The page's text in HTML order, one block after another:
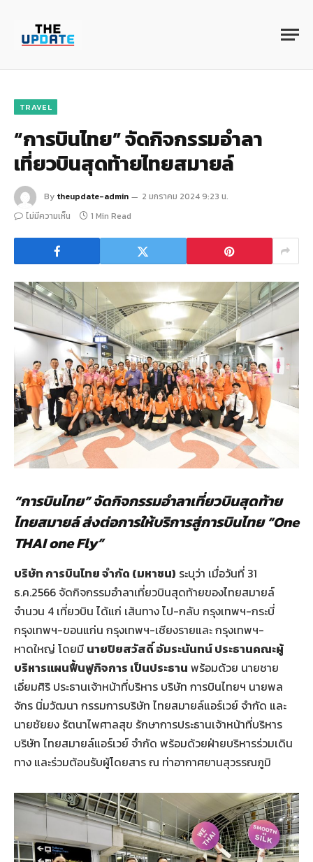
TRAVEL
“การบินไทย” จัดกิจกรรมอำลา
เที่ยวบินสุดท้ายไทยสมายล์
By theupdate-admin
2 มกราคม 2024 9:23 น.
ไม่มีความเห็น
1 Min Read
“การบินไทย” จัดกิจกรรมอำลาเที่ยวบินสุดท้าย
ไทยสมายล์ ส่งต่อการให้บริการสู่การบินไทย “One
THAI one Fly”
บริษัท การบินไทย จำกัด (มหาชน) ระบุว่า เมื่อวันที่ 31
ธ.ค.2566 จัดกิจกรรมอำลาเที่ยวบินสุดท้ายของไทยสมายล์
จำนวน 4 เที่ยวบิน ได้แก่ เส้นทาง ไป-กลับ กรุงเทพฯ-กระบี่
กรุงเทพฯ-ขอนแก่น กรุงเทพฯ-เชียงรายและ กรุงเทพฯ-
หาดใหญ่ โดยมี นายปิยสวัสดิ์ อัมระนันทน์ ประธานคณะผู้
บริหารแผนฟื้นฟูกิจการ เป็นประธาน พร้อมด้วย นายชาย
เอี่ยมศิริ ประธานเจ้าหน้าที่บริหาร บริษัท การบินไทยฯ นายพล
จักร นิ่มวัฒนา กรรมการบริษัท ไทยสมายล์แอร์เวย์ จำกัด และ
นายชัยยง รัตนาไพศาลสุข รักษาการประธานเจ้าหน้าที่บริหาร
บริษัท ไทยสมายล์แอร์เวย์ จำกัด พร้อมด้วยฝ่ายบริหารร่วมเดิน
ทาง และร่วมต้อนรับผู้โดยสาร ณ ท่าอากาศยานสุวรรณภูมิ